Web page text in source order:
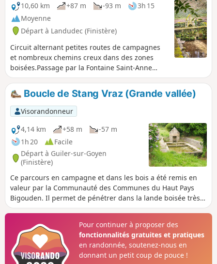
10,60 km
+87 m -93 m
3h 15
Moyenne
Départ à Landudec (Finistère)
Circuit alternant petites routes de campagnes
et nombreux chemins creux dans des zones
boisées.Passage par la Fontaine Saint-Anne
(1743) et un partie du sentier botanique près de
la zone de protection du captage d'eau.La suite
du parcours suit différents vallons où étaient
installés des moulins.
Boucle de Stang Vraz (Grande vallée)
Visorandonneur
4,14 km
+58 m
-57 m
1h 20
Facile
Départ à Guiler-sur-Goyen
(Finistère)
Ce parcours en campagne et dans les bois a été remis en
valeur par la Communauté des Communes du Haut Pays
Bigouden. Il permet de pénétrer dans la lande boisée très
sauvage du versant en rive gauche de la vallée du Goyen :
Pour continuer à proposer des
fonctionnalités gratuites et pratiques
en randonnée, soutenez-nous en
donnant un petit coup de pouce !